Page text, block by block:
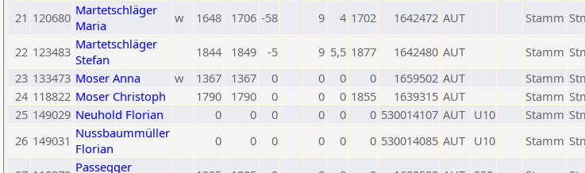
21 120680 Martetschläger
Maria
w 1648 1706 -58 9 4 1702 1642472 AUT Stamm
22 123483 Martetschläger
Stefan
1844 1849 -5 9 5,5 1877 1642480 AUT Stamm
23 133473 Moser Anna w 1367 1367 0 0 0 0 1659502 AUT Stamm
24 118822 Moser Christoph 1790 1790 0 0 0 1855 1639315 AUT Stamm
25 149029 Neuhold Florian 0 0 0 0 0 0 530014107 AUT U10 Stamm
26 149031 Nussbaummüller
Florian
0 0 0 0 0 0 530014085 AUT U10 Stamm
Passegger